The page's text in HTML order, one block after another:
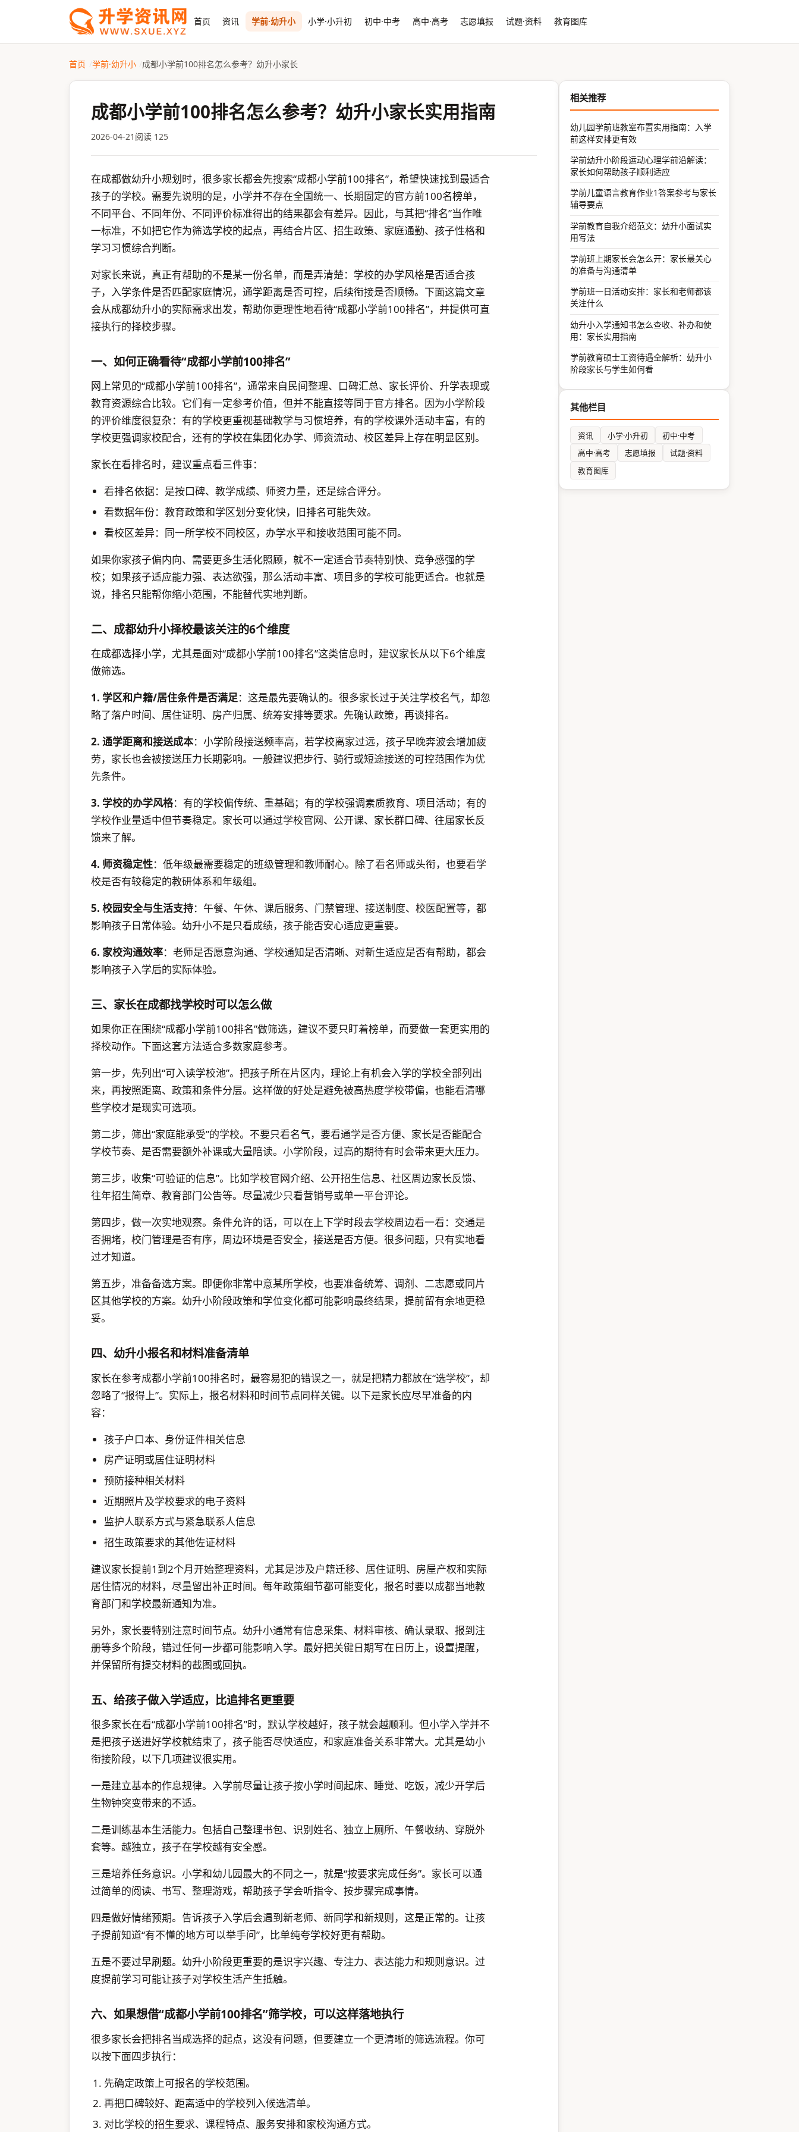
首页 资讯 学前·幼升小 小学·小升初 初中·中考 高中·高考 志愿填报 试题·资料 教育图库
首页 学前·幼升小 成都小学前100排名怎么参考？幼升小家长
成都小学前100排名怎么参考？幼升小家长实用指南
2026-04-21 阅读 125
在成都做幼升小规划时，很多家长都会先搜索“成都小学前100排名”，希望快速找到最适合
孩子的学校。需要先说明的是，小学并不存在全国统一、长期固定的官方前100名榜单，
不同平台、不同年份、不同评价标准得出的结果都会有差异。因此，与其把“排名”当作唯
一标准，不如把它作为筛选学校的起点，再结合片区、招生政策、家庭通勤、孩子性格和
学习习惯综合判断。
对家长来说，真正有帮助的不是某一份名单，而是弄清楚：学校的办学风格是否适合孩
子，入学条件是否匹配家庭情况，通学距离是否可控，后续衔接是否顺畅。下面这篇文章
会从成都幼升小的实际需求出发，帮助你更理性地看待“成都小学前100排名”，并提供可直
接执行的择校步骤。
一、如何正确看待“成都小学前100排名”
网上常见的“成都小学前100排名”，通常来自民间整理、口碑汇总、家长评价、升学表现或
教育资源综合比较。它们有一定参考价值，但并不能直接等同于官方排名。因为小学阶段
的评价维度很复杂：有的学校更重视基础教学与习惯培养，有的学校课外活动丰富，有的
学校更强调家校配合，还有的学校在集团化办学、师资流动、校区差异上存在明显区别。
家长在看排名时，建议重点看三件事：
看排名依据：是按口碑、教学成绩、师资力量，还是综合评分。
看数据年份：教育政策和学区划分变化快，旧排名可能失效。
看校区差异：同一所学校不同校区，办学水平和接收范围可能不同。
如果你家孩子偏内向、需要更多生活化照顾，就不一定适合节奏特别快、竞争感强的学
校；如果孩子适应能力强、表达欲强，那么活动丰富、项目多的学校可能更适合。也就是
说，排名只能帮你缩小范围，不能替代实地判断。
二、成都幼升小择校最该关注的6个维度
在成都选择小学，尤其是面对“成都小学前100排名”这类信息时，建议家长从以下6个维度
做筛选。
1. 学区和户籍/居住条件是否满足：这是最先要确认的。很多家长过于关注学校名气，却忽
略了落户时间、居住证明、房产归属、统筹安排等要求。先确认政策，再谈排名。
2. 通学距离和接送成本：小学阶段接送频率高，若学校离家过远，孩子早晚奔波会增加疲
劳，家长也会被接送压力长期影响。一般建议把步行、骑行或短途接送的可控范围作为优
先条件。
3. 学校的办学风格：有的学校偏传统、重基础；有的学校强调素质教育、项目活动；有的
学校作业量适中但节奏稳定。家长可以通过学校官网、公开课、家长群口碑、往届家长反
馈来了解。
4. 师资稳定性：低年级最需要稳定的班级管理和教师耐心。除了看名师或头衔，也要看学
校是否有较稳定的教研体系和年级组。
5. 校园安全与生活支持：午餐、午休、课后服务、门禁管理、接送制度、校医配置等，都
影响孩子日常体验。幼升小不是只看成绩，孩子能否安心适应更重要。
6. 家校沟通效率：老师是否愿意沟通、学校通知是否清晰、对新生适应是否有帮助，都会
影响孩子入学后的实际体验。
三、家长在成都找学校时可以怎么做
如果你正在围绕“成都小学前100排名”做筛选，建议不要只盯着榜单，而要做一套更实用的
择校动作。下面这套方法适合多数家庭参考。
第一步，先列出“可入读学校池”。把孩子所在片区内，理论上有机会入学的学校全部列出
来，再按照距离、政策和条件分层。这样做的好处是避免被高热度学校带偏，也能看清哪
些学校才是现实可选项。
第二步，筛出“家庭能承受”的学校。不要只看名气，要看通学是否方便、家长是否能配合
学校节奏、是否需要额外补课或大量陪读。小学阶段，过高的期待有时会带来更大压力。
第三步，收集“可验证的信息”。比如学校官网介绍、公开招生信息、社区周边家长反馈、
往年招生简章、教育部门公告等。尽量减少只看营销号或单一平台评论。
第四步，做一次实地观察。条件允许的话，可以在上下学时段去学校周边看一看：交通是
否拥堵，校门管理是否有序，周边环境是否安全，接送是否方便。很多问题，只有实地看
过才知道。
第五步，准备备选方案。即便你非常中意某所学校，也要准备统筹、调剂、二志愿或同片
区其他学校的方案。幼升小阶段政策和学位变化都可能影响最终结果，提前留有余地更稳
妥。
四、幼升小报名和材料准备清单
家长在参考成都小学前100排名时，最容易犯的错误之一，就是把精力都放在“选学校”，却
忽略了“报得上”。实际上，报名材料和时间节点同样关键。以下是家长应尽早准备的内
容：
孩子户口本、身份证件相关信息
房产证明或居住证明材料
预防接种相关材料
近期照片及学校要求的电子资料
监护人联系方式与紧急联系人信息
招生政策要求的其他佐证材料
建议家长提前1到2个月开始整理资料，尤其是涉及户籍迁移、居住证明、房屋产权和实际
居住情况的材料，尽量留出补正时间。每年政策细节都可能变化，报名时要以成都当地教
育部门和学校最新通知为准。
另外，家长要特别注意时间节点。幼升小通常有信息采集、材料审核、确认录取、报到注
册等多个阶段，错过任何一步都可能影响入学。最好把关键日期写在日历上，设置提醒，
并保留所有提交材料的截图或回执。
五、给孩子做入学适应，比追排名更重要
很多家长在看“成都小学前100排名”时，默认学校越好，孩子就会越顺利。但小学入学并不
是把孩子送进好学校就结束了，孩子能否尽快适应，和家庭准备关系非常大。尤其是幼小
衔接阶段，以下几项建议很实用。
一是建立基本的作息规律。入学前尽量让孩子按小学时间起床、睡觉、吃饭，减少开学后
生物钟突变带来的不适。
二是训练基本生活能力。包括自己整理书包、识别姓名、独立上厕所、午餐收纳、穿脱外
套等。越独立，孩子在学校越有安全感。
三是培养任务意识。小学和幼儿园最大的不同之一，就是“按要求完成任务”。家长可以通
过简单的阅读、书写、整理游戏，帮助孩子学会听指令、按步骤完成事情。
四是做好情绪预期。告诉孩子入学后会遇到新老师、新同学和新规则，这是正常的。让孩
子提前知道“有不懂的地方可以举手问”，比单纯夸学校好更有帮助。
五是不要过早刷题。幼升小阶段更重要的是识字兴趣、专注力、表达能力和规则意识。过
度提前学习可能让孩子对学校生活产生抵触。
六、如果想借“成都小学前100排名”筛学校，可以这样落地执行
很多家长会把排名当成选择的起点，这没有问题，但要建立一个更清晰的筛选流程。你可
以按下面四步执行：
先确定政策上可报名的学校范围。
再把口碑较好、距离适中的学校列入候选清单。
对比学校的招生要求、课程特点、服务安排和家校沟通方式。
相关推荐
幼儿园学前班教室布置实用指南：入学
前这样安排更有效
学前幼升小阶段运动心理学前沿解读：
家长如何帮助孩子顺利适应
学前儿童语言教育作业1答案参考与家长
辅导要点
学前教育自我介绍范文：幼升小面试实
用写法
学前班上期家长会怎么开：家长最关心
的准备与沟通清单
学前班一日活动安排：家长和老师都该
关注什么
幼升小入学通知书怎么查收、补办和使
用：家长实用指南
学前教育硕士工资待遇全解析：幼升小
阶段家长与学生如何看
其他栏目
资讯 小学·小升初
初中·中考
高中·高考
志愿填报
试题·资料
教育图库